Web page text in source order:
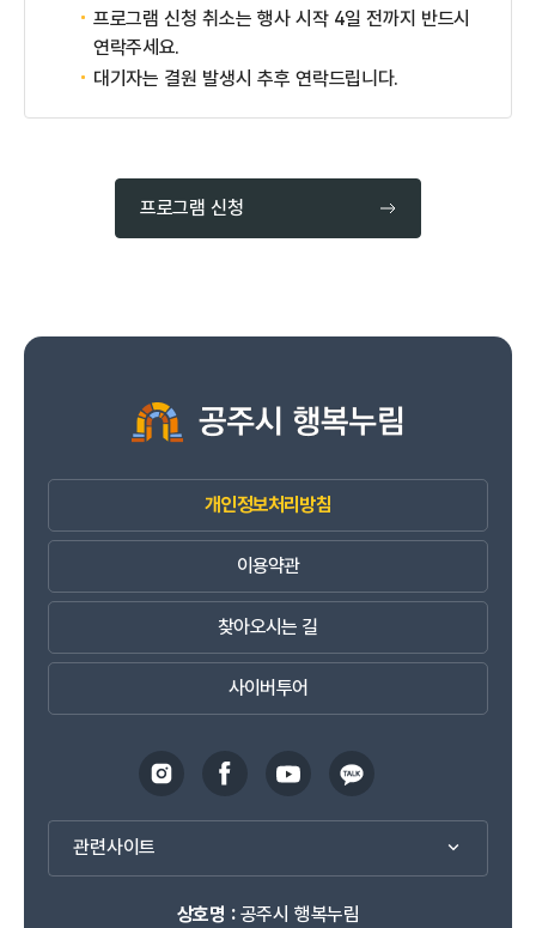
프로그램 신청 취소는 행사 시작 4일 전까지 반드시
연락주세요.
대기자는 결원 발생시 추후 연락드립니다.
프로그램 신청
개인정보처리방침
이용약관
찾아오시는 길
사이버투어
관련사이트
상호명 :공주시 행복누림